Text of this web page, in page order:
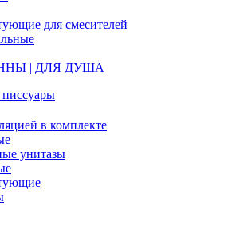
для смесителей
| ДЛЯ ДУША
в комплекте
унитазы